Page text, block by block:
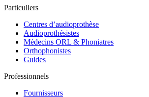
Particuliers
Centres d’audioprothèse
Audioprothésistes
Médecins ORL & Phoniatres
Orthophonistes
Guides
Professionnels
Fournisseurs